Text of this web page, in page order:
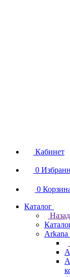
Кабинет
0
0
Каталог
Назад
Arkana